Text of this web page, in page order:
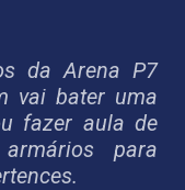
da Arena P7
vai bater uma
fazer aula de
para